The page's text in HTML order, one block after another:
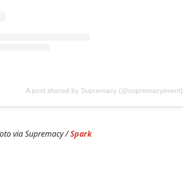
A post shared by Supremacy (@supremacyevent)
via Supremacy /Spark